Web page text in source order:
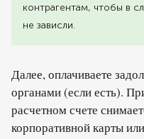
контрагентам, чтобы в
не зависли.
Далее, оплачиваете
органами (если есть).
расчетном счете
корпоративной карты